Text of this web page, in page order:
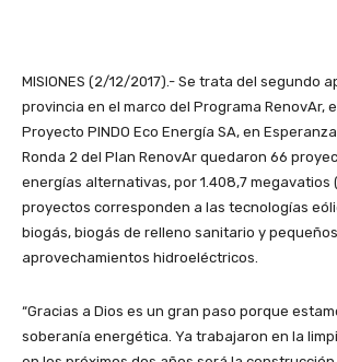
MISIONES (2/12/2017).- Se trata del segundo
provincia en el marco del Programa RenovAr,
Proyecto PINDO Eco Energía SA, en
Ronda 2 del Plan RenovAr quedaron 66
energías alternativas, por 1.408,7 megavatios
proyectos corresponden a las tecnologías
biogás, biogás de relleno sanitario y pequeños
aprovechamientos hidroeléctricos.
“Gracias a Dios es un gran paso porque
soberanía energética. Ya trabajaron en la